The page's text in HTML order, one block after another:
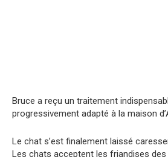
Bruce a reçu un traitement
progressivement adapté à la maison
Le chat s’est finalement laissé
Les chats acceptent les friandises